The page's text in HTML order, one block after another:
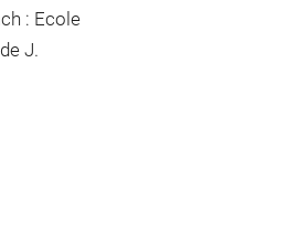
: Ecole
J.